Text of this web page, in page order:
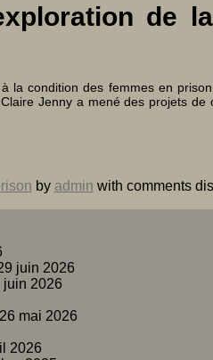
de
condition des femmes en
Jenny a mené des projets
by admin with comments
juin 2026
juin 2026
26 mai 2026
2026